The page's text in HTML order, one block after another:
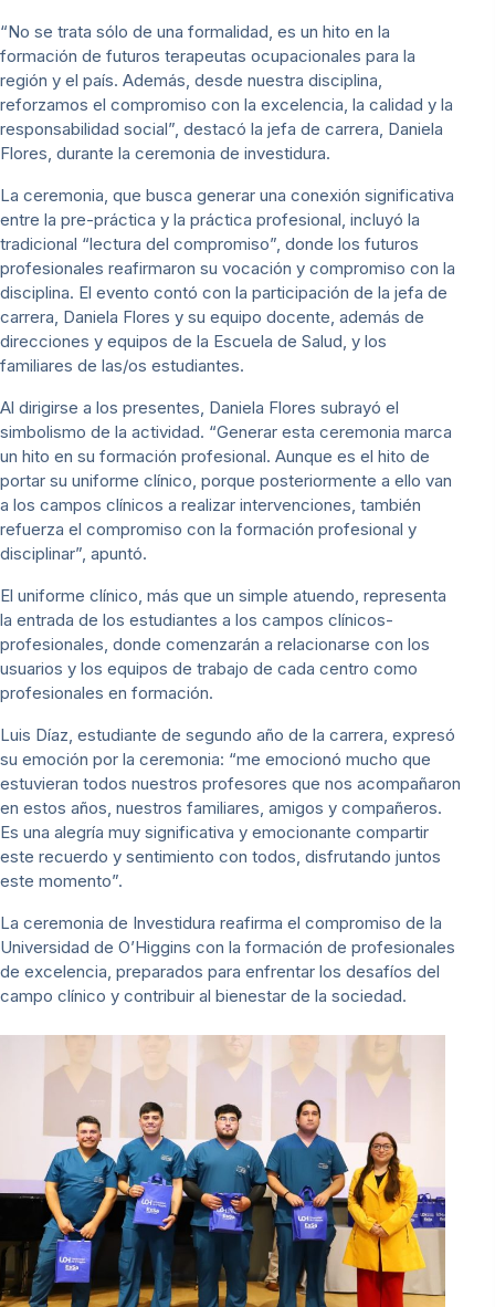
“No se trata sólo de una formalidad, es un hito en la
formación de futuros terapeutas ocupacionales para la
región y el país. Además, desde nuestra disciplina,
reforzamos el compromiso con la excelencia, la calidad y la
responsabilidad social”, destacó la jefa de carrera, Daniela
Flores, durante la ceremonia de investidura.
La ceremonia, que busca generar una conexión significativa
entre la pre-práctica y la práctica profesional, incluyó la
tradicional “lectura del compromiso”, donde los futuros
profesionales reafirmaron su vocación y compromiso con la
disciplina. El evento contó con la participación de la jefa de
carrera, Daniela Flores y su equipo docente, además de
direcciones y equipos de la Escuela de Salud, y los
familiares de las/os estudiantes.
Al dirigirse a los presentes, Daniela Flores subrayó el
simbolismo de la actividad. “Generar esta ceremonia marca
un hito en su formación profesional. Aunque es el hito de
portar su uniforme clínico, porque posteriormente a ello van
a los campos clínicos a realizar intervenciones, también
refuerza el compromiso con la formación profesional y
disciplinar”, apuntó.
El uniforme clínico, más que un simple atuendo, representa
la entrada de los estudiantes a los campos clínicos-
profesionales, donde comenzarán a relacionarse con los
usuarios y los equipos de trabajo de cada centro como
profesionales en formación.
Luis Díaz, estudiante de segundo año de la carrera, expresó
su emoción por la ceremonia: “me emocionó mucho que
estuvieran todos nuestros profesores que nos acompañaron
en estos años, nuestros familiares, amigos y compañeros.
Es una alegría muy significativa y emocionante compartir
este recuerdo y sentimiento con todos, disfrutando juntos
este momento”.
La ceremonia de Investidura reafirma el compromiso de la
Universidad de O’Higgins con la formación de profesionales
de excelencia, preparados para enfrentar los desafíos del
campo clínico y contribuir al bienestar de la sociedad.